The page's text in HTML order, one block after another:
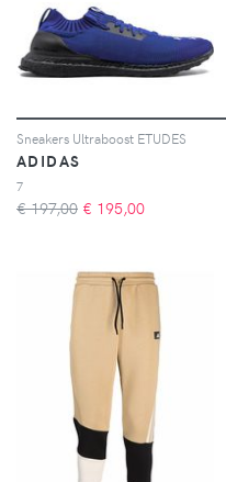
Sneakers Ultraboost ETUDES
ADIDAS
7
€ 197,00 € 195,00